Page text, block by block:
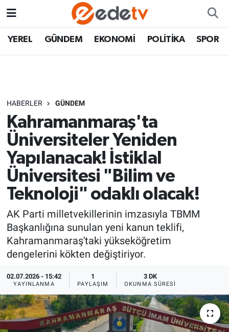
YEREL GÜNDEM EKONOMİ POLİTİKA SPOR
HABERLER GÜNDEM
Kahramanmaraş'ta
Üniversiteler Yeniden
Yapılanacak! İstiklal
Üniversitesi "Bilim ve
Teknoloji" odaklı olacak!
AK Parti milletvekillerinin imzasıyla TBMM
Başkanlığına sunulan yeni kanun teklifi,
Kahramanmaraş'taki yükseköğretim
dengelerini kökten değiştiriyor.
02.07.2026 - 15:42
YAYINLANMA
1
PAYLAŞIM
3 DK
OKUNMA SÜRESI